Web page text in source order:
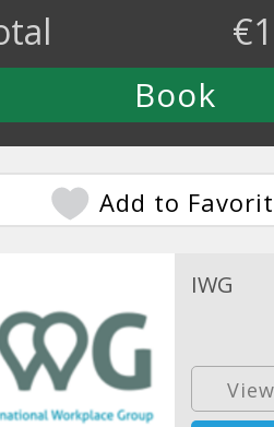
€
Add to
IWG